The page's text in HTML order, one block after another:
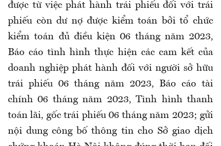
được từ việc phát hành trái phiếu đối với trái
phiếu còn dư nợ được kiểm toán bởi tổ chức
kiểm toán đủ điều kiện 06 tháng năm 2023,
Báo cáo tình hình thực hiện các cam kết của
doanh nghiệp phát hành đối với người sở hữu
trái phiếu 06 tháng năm 2023, Báo cáo tài
chính 06 tháng năm 2023, Tình hình thanh
toán lãi, gốc trái phiếu 06 tháng năm 2023; gửi
nội dung công bố thông tin cho Sở giao dịch